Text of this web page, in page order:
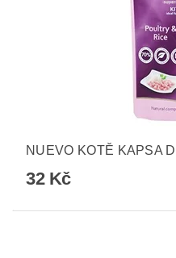
NUEVO KOTĚ KAPSA
32 Kč